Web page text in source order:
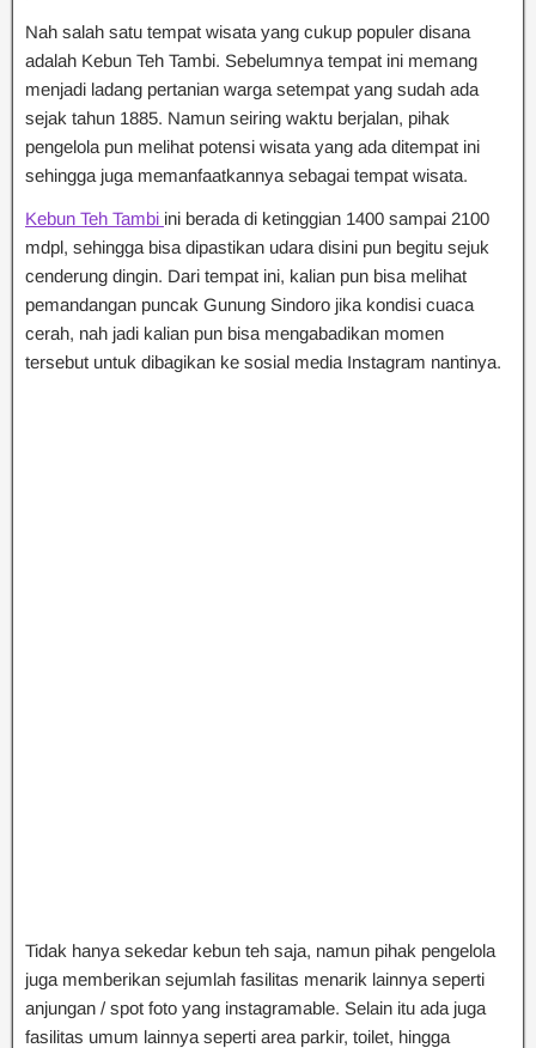
Nah salah satu tempat wisata yang cukup populer disana
adalah Kebun Teh Tambi. Sebelumnya tempat ini memang
menjadi ladang pertanian warga setempat yang sudah ada
sejak tahun 1885. Namun seiring waktu berjalan, pihak
pengelola pun melihat potensi wisata yang ada ditempat ini
sehingga juga memanfaatkannya sebagai tempat wisata.
Kebun Teh Tambi ini berada di ketinggian 1400 sampai 2100
mdpl, sehingga bisa dipastikan udara disini pun begitu sejuk
cenderung dingin. Dari tempat ini, kalian pun bisa melihat
pemandangan puncak Gunung Sindoro jika kondisi cuaca
cerah, nah jadi kalian pun bisa mengabadikan momen
tersebut untuk dibagikan ke sosial media Instagram nantinya.
Tidak hanya sekedar kebun teh saja, namun pihak pengelola
juga memberikan sejumlah fasilitas menarik lainnya seperti
anjungan / spot foto yang instagramable. Selain itu ada juga
fasilitas umum lainnya seperti area parkir, toilet, hingga